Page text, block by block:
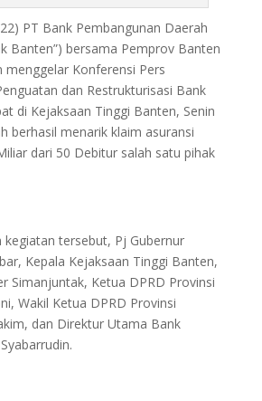
PT Bank Pembangunan Daerah
Banten”) bersama Pemprov Banten
menggelar Konferensi Pers
dan Restrukturisasi Bank
di Kejaksaan Tinggi Banten, Senin
berhasil menarik klaim asuransi
dari 50 Debitur salah satu pihak
kegiatan tersebut, Pj Gubernur
Kepala Kejaksaan Tinggi Banten,
Simanjuntak, Ketua DPRD Provinsi
Wakil Ketua DPRD Provinsi
dan Direktur Utama Bank